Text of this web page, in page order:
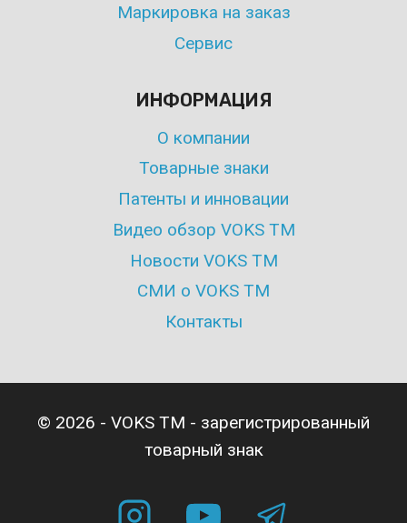
Маркировка на заказ
Сервис
ИНФОРМАЦИЯ
О компании
Товарные знаки
Патенты и инновации
Видео обзор VOKS TM
Новости VOKS TM
СМИ о VOKS TM
Контакты
© 2026 - VOKS TM - зарегистрированный
товарный знак